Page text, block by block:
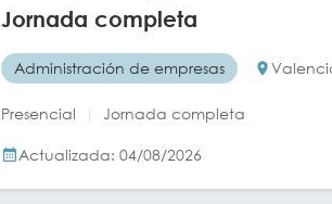
Jornada completa
Administración de empresas
Presencial Jornada completa
Actualizada: 04/08/2026